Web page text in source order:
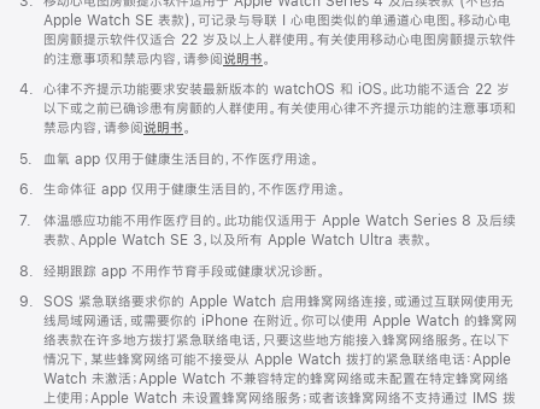
窗
口
中
开)
Apple Watch SE 表款)，可记录与导联 I 心电图类似的单通道心电图。移动心电
图房颤提示软件仅适合 22 岁及以上人群使用。有关使用移动心电图房颤提示软件
的注意事项和禁忌内容，请参阅说明书。
脚
4.
心律不齐提示功能要求安装最新版本的 watchOS 和 iOS。此功能不适合 22 岁
以下或之前已确诊患有房颤的人群使用。有关使用心律不齐提示功能的注意事项和
禁忌内容，请参阅说明书。
脚
5. 血氧 app 仅用于健康生活目的，不作医疗用途。
脚
6. 生命体征 app 仅用于健康生活目的，不作医疗用途。
脚
7.
体温感应功能不用作医疗目的。此功能仅适用于 Apple Watch Series 8 及后续
表款、Apple Watch SE 3，以及所有 Apple Watch Ultra 表款。
脚
8. 经期跟踪 app 不用作节育手段或健康状况诊断。
脚
9.
SOS 紧急联络要求你的 Apple Watch 启用蜂窝网络连接，或通过互联网使用无
线局域网通话，或需要你的 iPhone 在附近。你可以使用 Apple Watch 的蜂窝网
络表款在许多地方拨打紧急联络电话，只要这些地方能接入蜂窝网络服务。在以下
情况下，某些蜂窝网络可能不接受从 Apple Watch 拨打的紧急联络电话：Apple
Watch 未激活；Apple Watch 不兼容特定的蜂窝网络或未配置在特定蜂窝网络
上使用；Apple Watch 未设置蜂窝网络服务；或者该蜂窝网络不支持通过 IMS 拨